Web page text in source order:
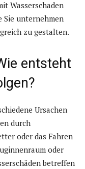
Wasserschaden
Sie unternehmen
zu gestalten.
entsteht
Ursachen
durch
oder das Fahren
oder
betreffen